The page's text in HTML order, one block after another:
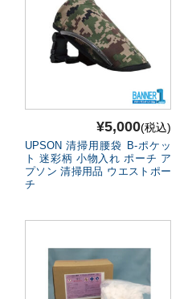
¥5,000(税込)
UPSON 清掃用腰袋 B-ポケッ
ト 迷彩柄 小物入れ ポーチ ア
プソン 清掃用品 ウエストポー
チ